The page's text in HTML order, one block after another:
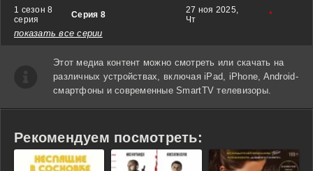
1 сезон 8
серия
Серия 8
27 ноя 2025,
Чт
*
показать все серии
Этот медиа контент можно смотреть или скачать на
различных устройствах, включая iPad, iPhone, Android-
смартфоны и современные SmartTV телевизоры.
Рекомендуем посмотреть: